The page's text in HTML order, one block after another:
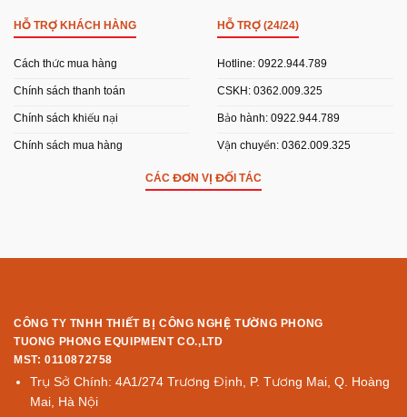
HỖ TRỢ KHÁCH HÀNG
Cách thức mua hàng
Chính sách thanh toán
Chính sách khiếu nại
Chính sách mua hàng
HỖ TRỢ (24/24)
Hotline: 0922.944.789
CSKH: 0362.009.325
Bảo hành: 0922.944.789
Vận chuyển: 0362.009.325
CÁC ĐƠN VỊ ĐỐI TÁC
CÔNG TY TNHH THIẾT BỊ CÔNG NGHỆ TƯỜNG PHONG
TUONG PHONG EQUIPMENT CO.,LTD
MST: 0110872758
Trụ Sở Chính: 4A1/274 Trương Định, P. Tương Mai, Q. Hoàng
Mai, Hà Nội